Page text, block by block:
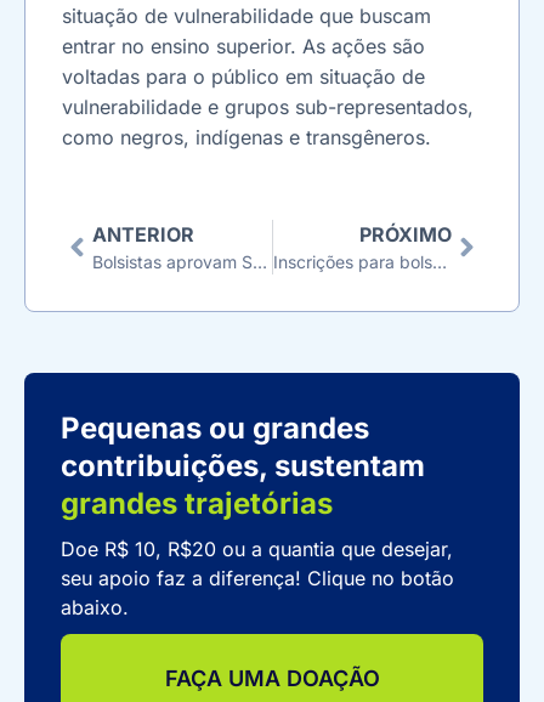
situação de vulnerabilidade que buscam
entrar no ensino superior. As ações são
voltadas para o público em situação de
vulnerabilidade e grupos sub-representados,
como negros, indígenas e transgêneros.
ANTERIOR
Bolsistas aprovam Somos CIEE: “Oportunidade de continuar meus estudos
PRÓXIMO
Inscrições para bolsas destinadas a universitários com deficiência estão encerradas
Pequenas ou grandes
contribuições, sustentam
grandes trajetórias
Doe R$ 10, R$20 ou a quantia que desejar,
seu apoio faz a diferença! Clique no botão
abaixo.
FAÇA UMA DOAÇÃO